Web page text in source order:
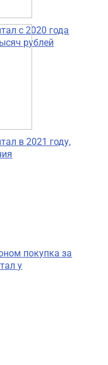
с 2020 года
рублей
в 2021 году,
покупка за
у